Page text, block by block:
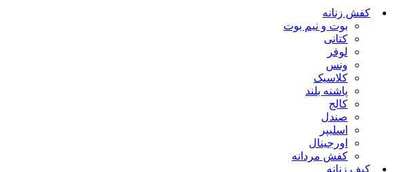
کفش زنانه
بوت و نیم بوت
کتانی
لوفر
ونس
کلاسیک
پاشنه بلند
کالج
صندل
اسلیپر
اورجینال
کفش مردانه
کیف زنانه